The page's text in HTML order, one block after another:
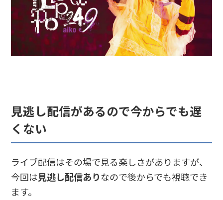
見逃し配信があるので今からでも遅
くない
ライブ配信はその場で見る楽しさがありますが、
今回は見逃し配信ありなので後からでも視聴でき
ます。